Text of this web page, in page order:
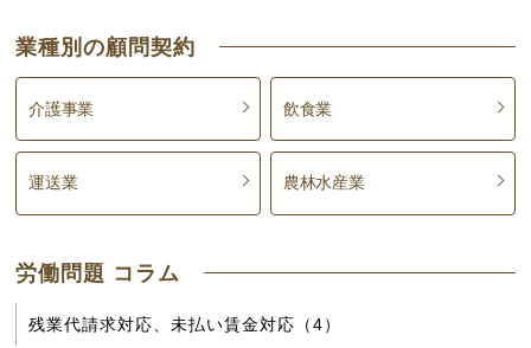
業種別の顧問契約
介護事業 飲食業
運送業 農林水産業
労働問題 コラム
残業代請求対応、未払い賃金対応（4）